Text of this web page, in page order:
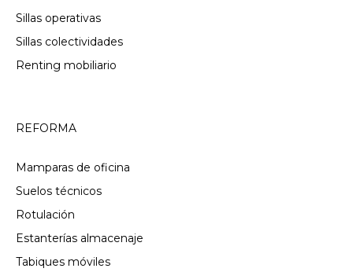
Sillas operativas
Sillas colectividades
Renting mobiliario
REFORMA
Mamparas de oficina
Suelos técnicos
Rotulación
Estanterías almacenaje
Tabiques móviles